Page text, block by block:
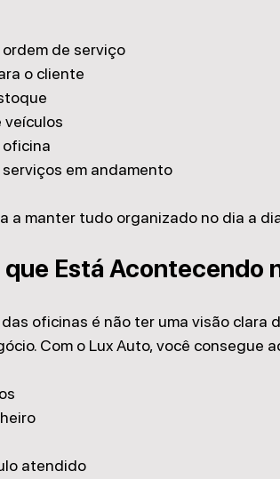
de serviço
o cliente
veículos
em andamento
a manter tudo organizado no dia a
Está Acontecendo
oficinas é não ter uma visão clara
Com o Lux Auto, você consegue
atendido